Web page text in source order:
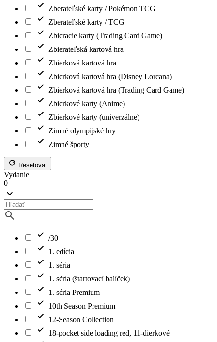
Zberateľské karty / Pokémon TCG
Zberateľské karty / TCG
Zbieracie karty (Trading Card Game)
Zbierateľská kartová hra
Zbierková kartová hra
Zbierková kartová hra (Disney Lorcana)
Zbierková kartová hra (Trading Card Game)
Zbierkové karty (Anime)
Zbierkové karty (univerzálne)
Zimné olympijské hry
Zimné športy
Resetovať
Vydanie
0
/30
1. edícia
1. séria
1. séria (štartovací balíček)
1. séria Premium
10th Season Premium
12-Season Collection
18-pocket side loading red, 11-dierkové